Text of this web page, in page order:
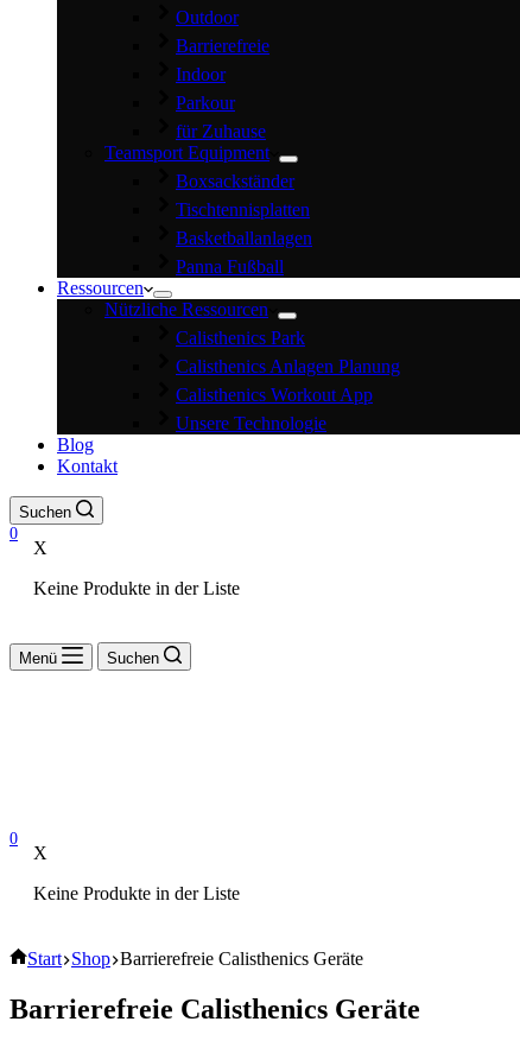
Outdoor
Barrierefreie
Indoor
Parkour
für Zuhause
Teamsport Equipment
Boxsackständer
Tischtennisplatten
Basketballanlagen
Panna Fußball
Ressourcen
Nützliche Ressourcen
Calisthenics Park
Calisthenics Anlagen Planung
Calisthenics Workout App
Unsere Technologie
Blog
Kontakt
Suchen
0
X
Keine Produkte in der Liste
Menü Suchen
0
X
Keine Produkte in der Liste
Start Shop Barrierefreie Calisthenics Geräte
Barrierefreie Calisthenics Geräte